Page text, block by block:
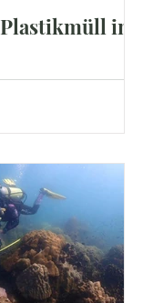
in
wie die Arktis
das Ökosystem.